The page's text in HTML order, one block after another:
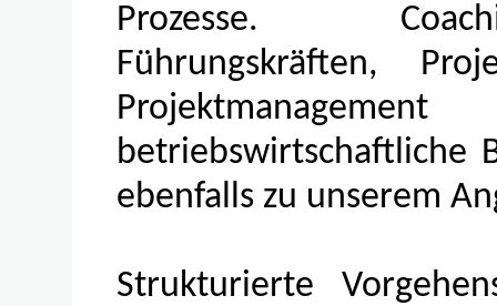
Prozesse.
Führungskräften,
betriebswirtschaftliche
ebenfalls zu unserem
Strukturierte